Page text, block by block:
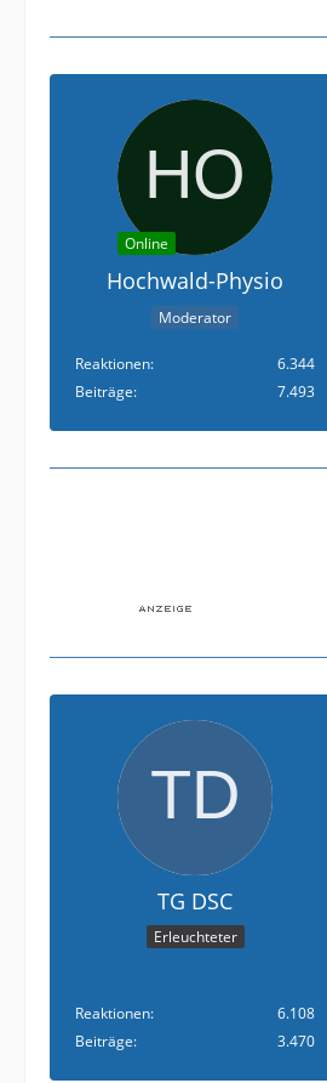
Online
Hochwald-Physio
Moderator
Reaktionen
6.344
Beiträge
7.493
TG DSC
Erleuchteter
Reaktionen
6.108
Beiträge
3.470